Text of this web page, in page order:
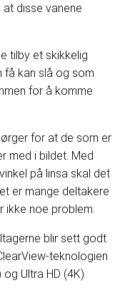
disse vanene
tilby et skikkelig
få kan slå og som
for å komme
for at de som er
med i bildet. Med
på linsa skal det
er mange deltakere
ikke noe problem.
blir sett godt
teknologien
og Ultra HD (4K)